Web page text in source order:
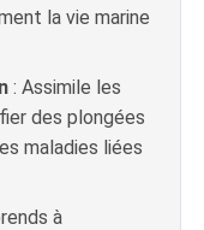
la vie marine
: Assimile les
des plongées
maladies liées
à